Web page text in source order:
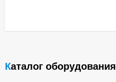
Каталог оборудования